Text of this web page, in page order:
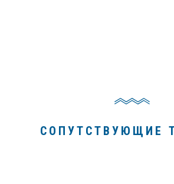
СОПУТСТВУЮЩИЕ